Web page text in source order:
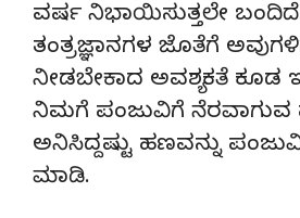
ವರ್ಷ ನಿಭಾಯಿಸುತ್ತಲೇ ಬಂದಿದೆ.
ತಂತ್ರಜ್ಞಾನಗಳ ಜೊತೆಗೆ
ನೀಡಬೇಕಾದ ಅವಶ್ಯಕತೆ ಕೂಡ
ನಿಮಗೆ ಪಂಜುವಿಗೆ
ಅನಿಸಿದ್ದಷ್ಟು ಹಣವನ್ನು
ಮಾಡಿ.